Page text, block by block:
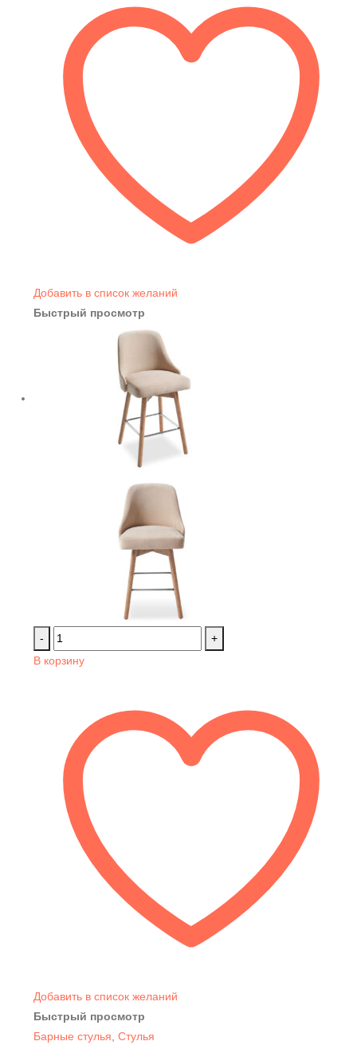
Добавить в список желаний
Быстрый просмотр
-
+
В корзину
Добавить в список желаний
Быстрый просмотр
Барные стулья Стулья